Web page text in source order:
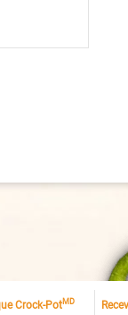
Crock-PotMD